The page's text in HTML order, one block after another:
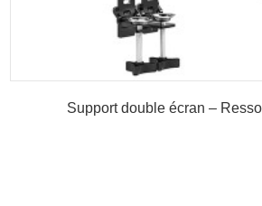
Support double écran –